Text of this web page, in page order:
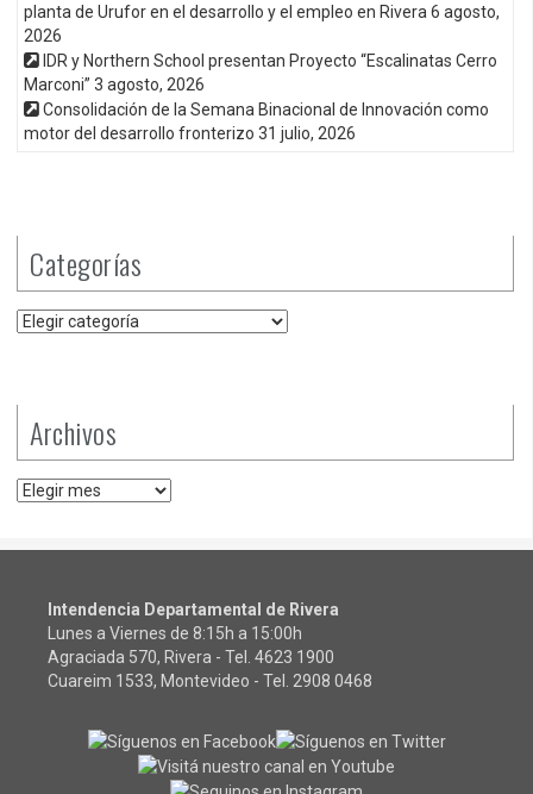
planta de Urufor en el desarrollo y el empleo en Rivera 6 agosto,
2026
IDR y Northern School presentan Proyecto “Escalinatas Cerro
Marconi” 3 agosto, 2026
Consolidación de la Semana Binacional de Innovación como
motor del desarrollo fronterizo 31 julio, 2026
Categorías
Categorías
Archivos
Archivos
Intendencia Departamental de Rivera
Lunes a Viernes de 8:15h a 15:00h
Agraciada 570, Rivera - Tel. 4623 1900
Cuareim 1533, Montevideo - Tel. 2908 0468